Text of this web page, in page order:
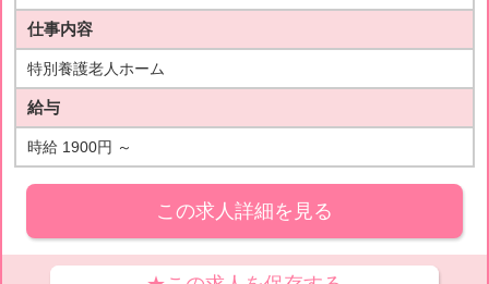
仕事内容
特別養護老人ホーム
給与
時給 1900円 ～
この求人詳細を見る